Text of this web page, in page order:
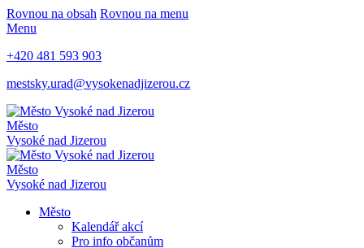
Rovnou na obsah Rovnou na menu
Menu
+420 481 593 903
mestsky.urad@vysokenadjizerou.cz
Město
Vysoké nad Jizerou
Město
Vysoké nad Jizerou
Město
Kalendář akcí
Pro info občanům